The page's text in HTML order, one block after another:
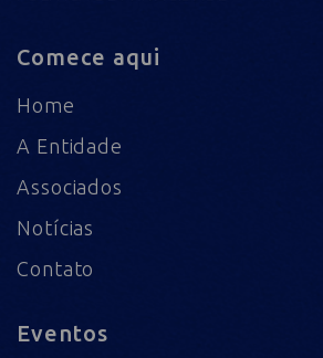
Comece aqui
Home
A Entidade
Associados
Notícias
Contato
Eventos